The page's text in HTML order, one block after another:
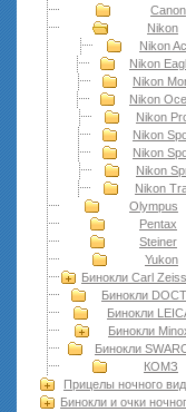
Canon
Nikon
Nikon
Nikon
Nikon
Nikon
Nikon
Nikon
Nikon
Nikon
Nikon
Olympus
Pentax
Steiner
Yukon
Бинокли Carl
Бинокли
Бинокли
Бинокли
Бинокли
КОМЗ
Прицелы ночного
Бинокли и очки